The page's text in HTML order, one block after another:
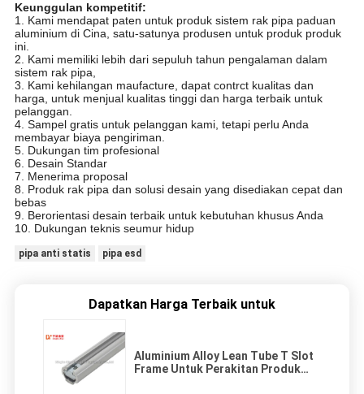
Keunggulan kompetitif:
1. Kami mendapat paten untuk produk sistem rak pipa paduan
aluminium di Cina, satu-satunya produsen untuk produk produk
ini.
2. Kami memiliki lebih dari sepuluh tahun pengalaman dalam
sistem rak pipa,
3. Kami kehilangan maufacture, dapat contrct kualitas dan
harga, untuk menjual kualitas tinggi dan harga terbaik untuk
pelanggan.
4. Sampel gratis untuk pelanggan kami, tetapi perlu Anda
membayar biaya pengiriman.
5. Dukungan tim profesional
6. Desain Standar
7. Menerima proposal
8. Produk rak pipa dan solusi desain yang disediakan cepat dan
bebas
9. Berorientasi desain terbaik untuk kebutuhan khusus Anda
10. Dukungan teknis seumur hidup
pipa anti statis pipa esd
Dapatkan Harga Terbaik untuk
Aluminium Alloy Lean Tube T Slot
Frame Untuk Perakitan Produk